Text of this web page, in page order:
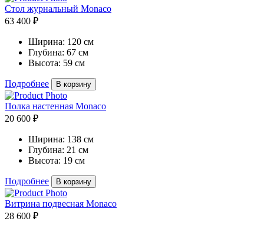
Стол журнальный Monaco
63 400 ₽
Ширина: 120 см
Глубина: 67 см
Высота: 59 см
Подробнее В корзину
Полка настенная Monaco
20 600 ₽
Ширина: 138 см
Глубина: 21 см
Высота: 19 см
Подробнее В корзину
Витрина подвесная Monaco
28 600 ₽